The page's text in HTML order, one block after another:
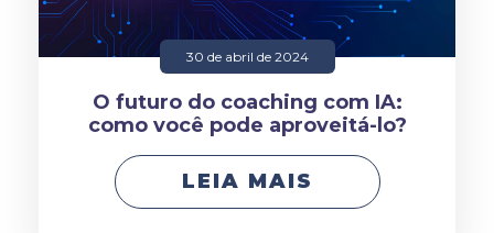
30 de abril de 2024
O futuro do coaching com IA:
como você pode aproveitá-lo?
LEIA MAIS